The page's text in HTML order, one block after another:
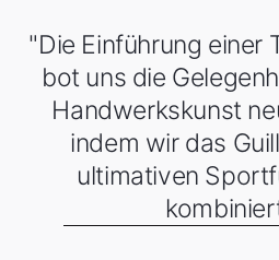
"Die Einführung einer
bot uns die
Handwerkskunst
indem wir das
ultimativen